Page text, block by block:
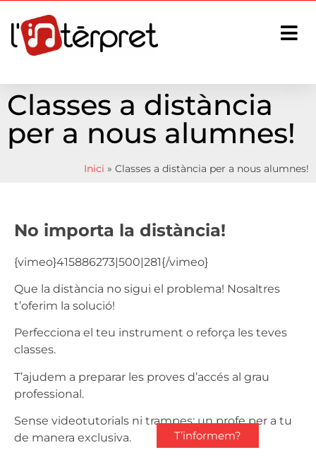
T’informem?
Classes a distància
per a nous alumnes!
Inici » Classes a distància per a nous alumnes!
No importa la distància!
{vimeo}415886273|500|281{/vimeo}
Que la distància no sigui el problema! Nosaltres
t’oferim la solució!
Perfecciona el teu instrument o reforça les teves
classes.
T’ajudem a preparar les proves d’accés al grau
professional.
Sense videotutorials ni trampes: un profe per a tu
de manera exclusiva.